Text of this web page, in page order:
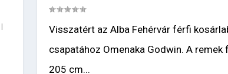
Visszatért az Alba Fehérvár férfi
csapatához Omenaka Godwin. A remek
205 cm...